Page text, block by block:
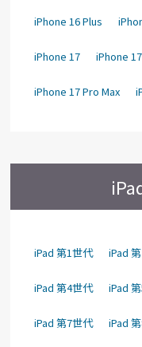
iPhone 16 Plus
iPhone 17 iPhone
iPhone 17 Pro Max
iPad 第1世代 iPad
iPad 第4世代 iPad
iPad 第7世代 iPad